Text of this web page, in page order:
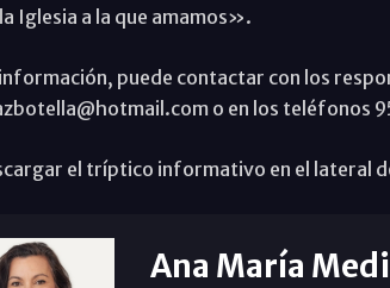
Iglesia a la que amamos».
puede contactar con los
o en los teléfonos
el tríptico informativo en el lateral
Ana María